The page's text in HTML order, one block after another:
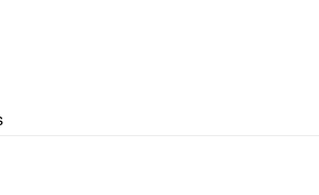
de Órdenes de
ingresadas, con filtros avanzados para